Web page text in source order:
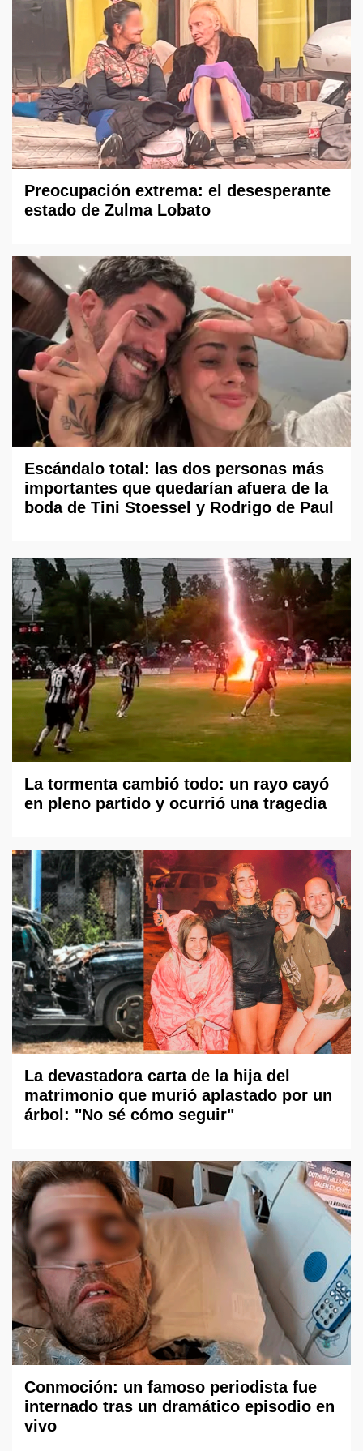
Preocupación extrema: el desesperante
estado de Zulma Lobato
Escándalo total: las dos personas más
importantes que quedarían afuera de la
boda de Tini Stoessel y Rodrigo de Paul
La tormenta cambió todo: un rayo cayó
en pleno partido y ocurrió una tragedia
La devastadora carta de la hija del
matrimonio que murió aplastado por un
árbol: "No sé cómo seguir"
Conmoción: un famoso periodista fue
internado tras un dramático episodio en
vivo